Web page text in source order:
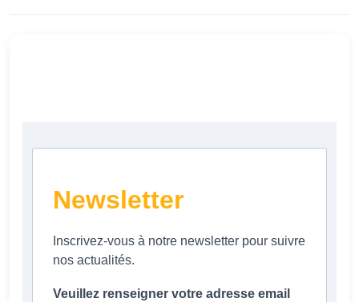
Newsletter
Inscrivez-vous à notre newsletter pour suivre
nos actualités.
Veuillez renseigner votre adresse email